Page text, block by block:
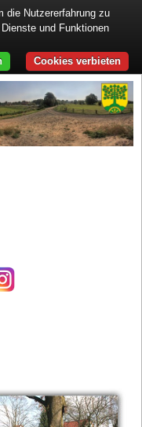
die Nutzererfahrung zu
und Funktionen
Cookies verbieten